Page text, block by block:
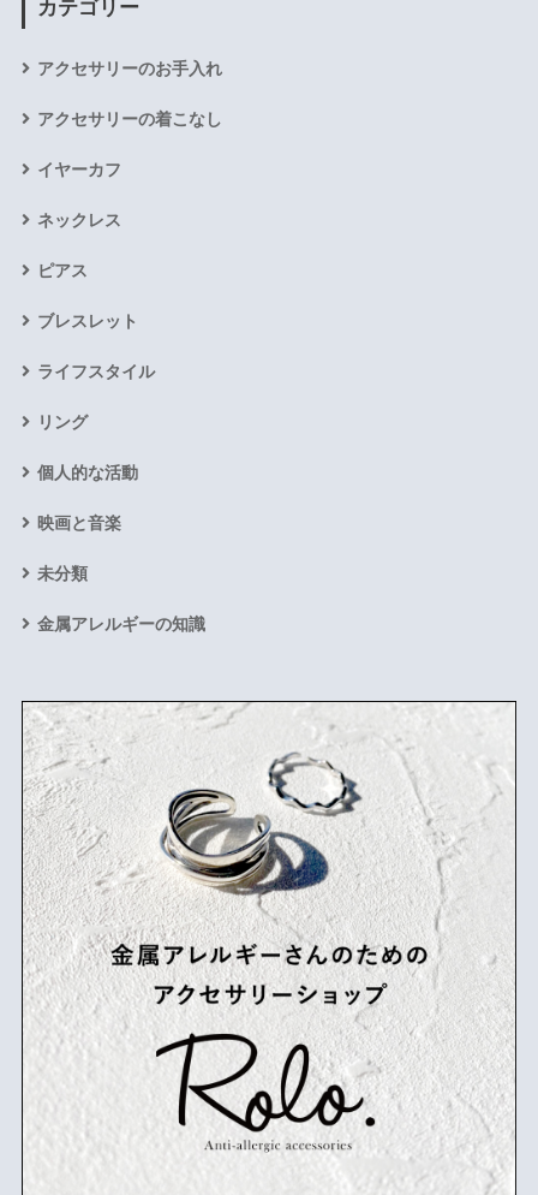
カテゴリー
アクセサリーのお手入れ
アクセサリーの着こなし
イヤーカフ
ネックレス
ピアス
ブレスレット
ライフスタイル
リング
個人的な活動
映画と音楽
未分類
金属アレルギーの知識